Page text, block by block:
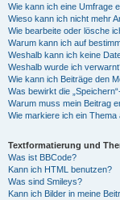
Wie kann ich eine Umfrage
Wieso kann ich nicht mehr
Wie bearbeite oder lösche
Warum kann ich auf
Weshalb kann ich keine
Weshalb wurde ich
Wie kann ich Beiträge den
Was bewirkt die
Warum muss mein Beitrag
Wie markiere ich ein Thema
Textformatierung und
Was ist BBCode?
Kann ich HTML benutzen?
Was sind Smileys?
Kann ich Bilder in meine